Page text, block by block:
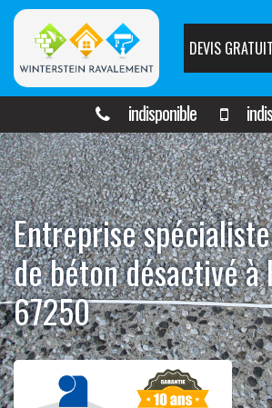
DEVIS GRATUIT
indisponible
Entreprise
de béton désactivé à
67250